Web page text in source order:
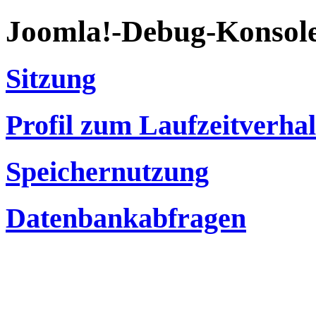
Joomla!-Debug-
Sitzung
Profil zum
Speichernutzung
Datenbankabfragen